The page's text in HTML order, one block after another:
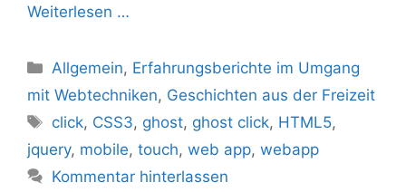
Weiterlesen …
Kategorien
Allgemein, Erfahrungsberichte im Umgang
mit Webtechniken, Geschichten aus der Freizeit
Schlagwörter
click, CSS3, ghost, ghost click, HTML5,
jquery, mobile, touch, web app, webapp
Kommentar hinterlassen